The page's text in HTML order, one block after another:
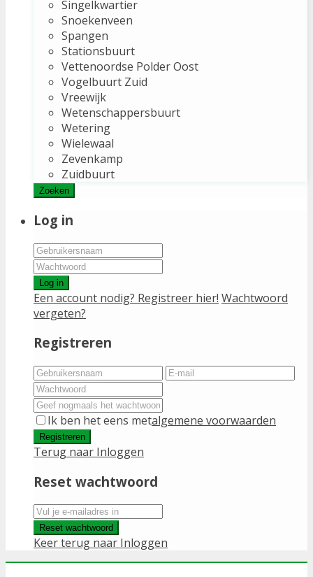
Singelkwartier
Snoekenveen
Spangen
Stationsbuurt
Vettenoordse Polder Oost
Vogelbuurt Zuid
Vreewijk
Wetenschappersbuurt
Wetering
Wielewaal
Zevenkamp
Zuidbuurt
Zoeken
Log in
Log in
Een account nodig? Registreer hier! Wachtwoord
vergeten?
Registreren
Ik ben het eens metalgemene voorwaarden
Registreren
Terug naar Inloggen
Reset wachtwoord
Reset wachtwoord
Keer terug naar Inloggen